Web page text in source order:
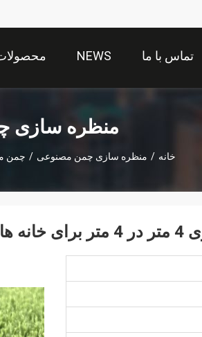
NEWS تماس با ما
منظره سازی
خانه / منظره سازی چمن مصنوعی / چمن مصنوعی